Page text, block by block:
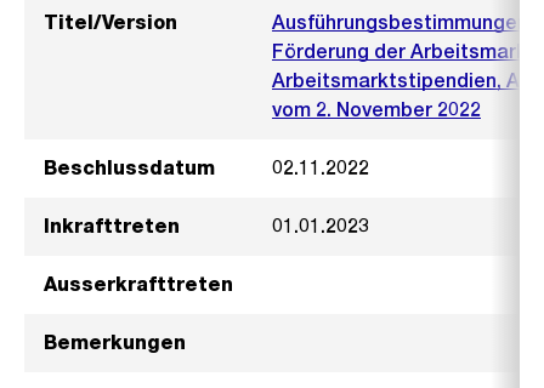
Titel/Version
Ausführungsbestimmungen
Förderung der
Arbeitsmarktstipendien, AB
vom 2. November 2022
Beschlussdatum 02.11.2022
Inkrafttreten 01.01.2023
Ausserkrafttreten
Bemerkungen